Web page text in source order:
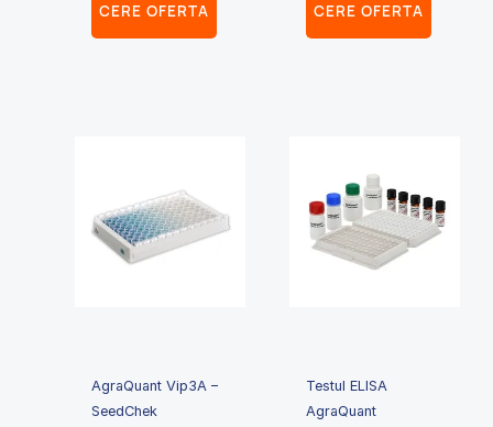
CERE OFERTA CERE OFERTA
AgraQuant Vip3A –
SeedChek
Testul ELISA
AgraQuant